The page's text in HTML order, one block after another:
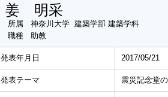
姜 明采
所属
神奈川大学 建築学部 建築学科
職種
助教
発表年月日 2017/05/21
発表テーマ 震災記念堂